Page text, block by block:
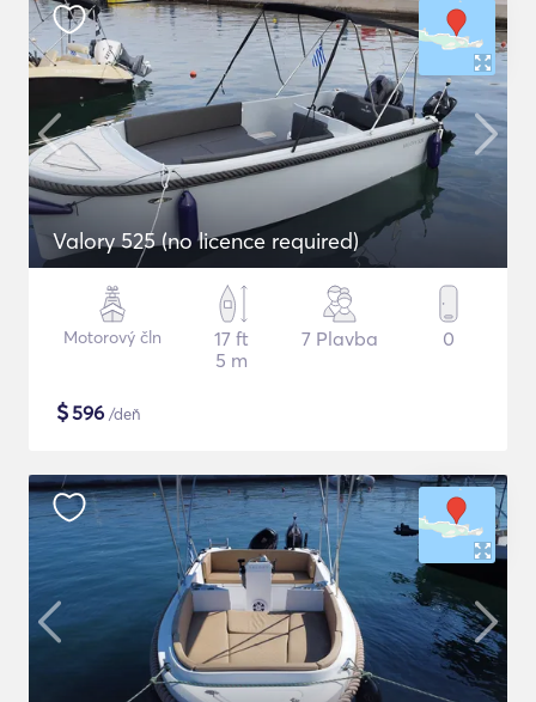
Valory 525 (no licence required)
Motorový čln
17 ft
5 m
7 Plavba 0
$596 /deň